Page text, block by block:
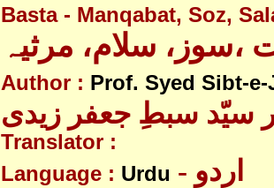
Basta - Manqabat, Soz,
،سوز، سلام، مرثیہ
Author : Prof. Syed Sibt-
سیّد سبطِ جعفر زیدی
Translator :
Language : Urdu - اردو